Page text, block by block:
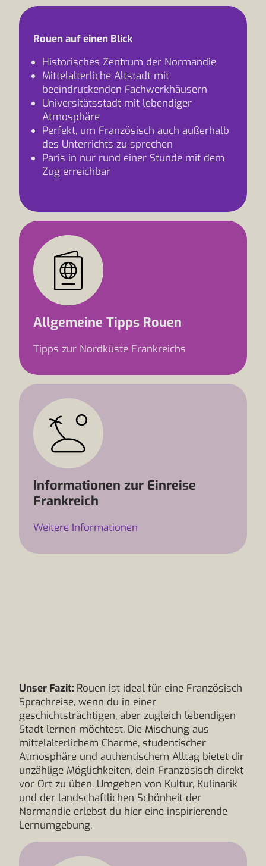
Rouen auf einen Blick
Historisches Zentrum der Normandie
Mittelalterliche Altstadt mit
beeindruckenden Fachwerkhäusern
Universitätsstadt mit lebendiger
Atmosphäre
Perfekt, um Französisch auch außerhalb
des Unterrichts zu sprechen
Paris in nur rund einer Stunde mit dem
Zug erreichbar
Allgemeine Tipps Rouen
Tipps zur Nordküste Frankreichs
Informationen zur Einreise
Frankreich
Weitere Informationen
Unser Fazit: Rouen ist ideal für eine Französisch
Sprachreise, wenn du in einer
geschichtsträchtigen, aber zugleich lebendigen
Stadt lernen möchtest. Die Mischung aus
mittelalterlichem Charme, studentischer
Atmosphäre und authentischem Alltag bietet dir
unzählige Möglichkeiten, dein Französisch direkt
vor Ort zu üben. Umgeben von Kultur, Kulinarik
und der landschaftlichen Schönheit der
Normandie erlebst du hier eine inspirierende
Lernumgebung.